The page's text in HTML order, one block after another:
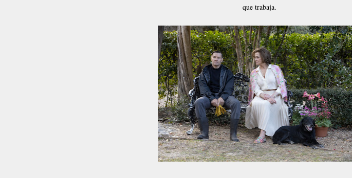
que trabaja.